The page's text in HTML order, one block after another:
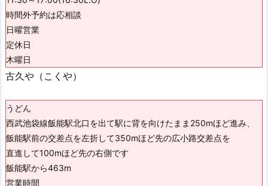
時間外予約は応相談
日曜営業
定休日
木曜日
古久や（こくや）
うどん
西武池袋線飯能駅北口を出て駅に背を向けたまま250mほど進み、
飯能駅前の交差点を左折して350mほど先の広小路交差点を
直進して100mほど先の右側です
飯能駅から463m
営業時間